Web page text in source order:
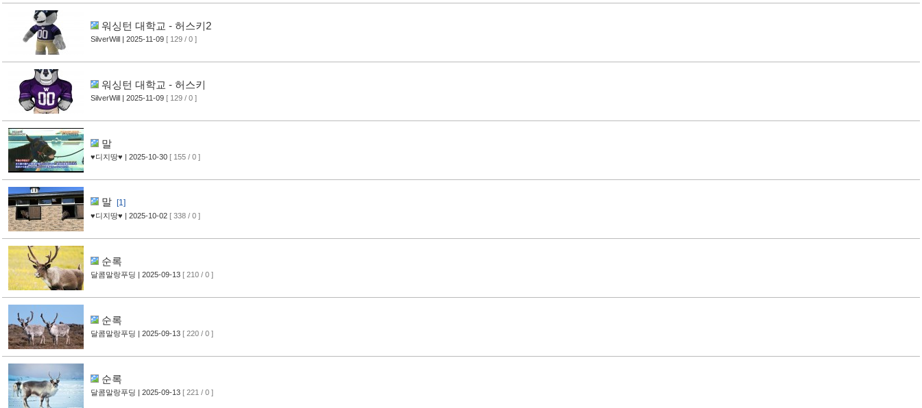
워싱턴 대학교 - 허스키2
SilverWill | 2025-11-09 [ 129 / 0 ]
워싱턴 대학교 - 허스키
SilverWill | 2025-11-09 [ 129 / 0 ]
말
♥디지땅♥ | 2025-10-30 [ 155 / 0 ]
말 [1]
♥디지땅♥ | 2025-10-02 [ 338 / 0 ]
순록
달콤말랑푸딩 | 2025-09-13 [ 210 / 0 ]
순록
달콤말랑푸딩 | 2025-09-13 [ 220 / 0 ]
순록
달콤말랑푸딩 | 2025-09-13 [ 221 / 0 ]